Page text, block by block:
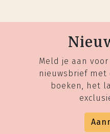
Meld je aan
nieuwsbrief met
boeken, het